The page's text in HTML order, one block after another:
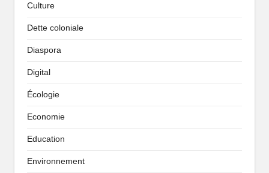
Culture
Dette coloniale
Diaspora
Digital
Écologie
Economie
Education
Environnement